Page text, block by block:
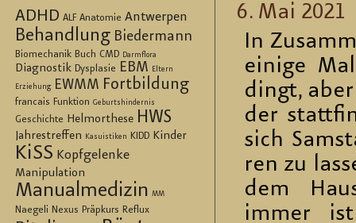
ADHD ALF Anatomie Antwerpen
Behandlung Biedermann
Biomechanik Buch CMD Darmflora
Diagnostik Dysplasie EBM Eltern
Erziehung EWMM Fortbildung
francais Funktion Geburtshindernis
Geschichte Helmorthese HWS
Jahrestreffen Kasuistiken KIDD Kinder
KiSS Kopfgelenke
Manipulation
Manualmedizin MM
Naegeli Nexus Präpkurs Reflux
6. Mai 2021
In
ei­ni­ge
dingt,
der
sich
ren zu
dem
immer